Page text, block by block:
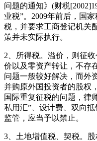
问题的通知》(财税
业税”。2009年前后，国
税，并要求工商登记机关
策并未实际执行。
2、所得税。溢价，则征
价以及零资产转让，不存
问题一般较好解决，而外
并购原外国投资者的股权
国际重复征税的问题，律
私用汇”、设计费、双向
监管，应当予以禁止。
3、土地增值税、契税。